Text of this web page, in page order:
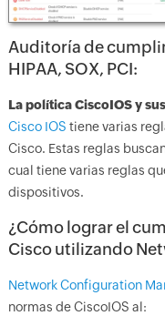
Auditoría de
HIPAA, SOX, PCI:
La política CiscoIOS y
Cisco IOS tiene varias
Cisco. Estas reglas
cual tiene varias reglas
dispositivos.
¿Cómo lograr el
Cisco utilizando
Network Configuration
normas de CiscoIOS al: